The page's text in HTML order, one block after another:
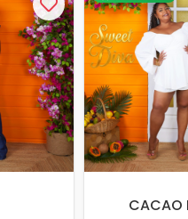
CACAO